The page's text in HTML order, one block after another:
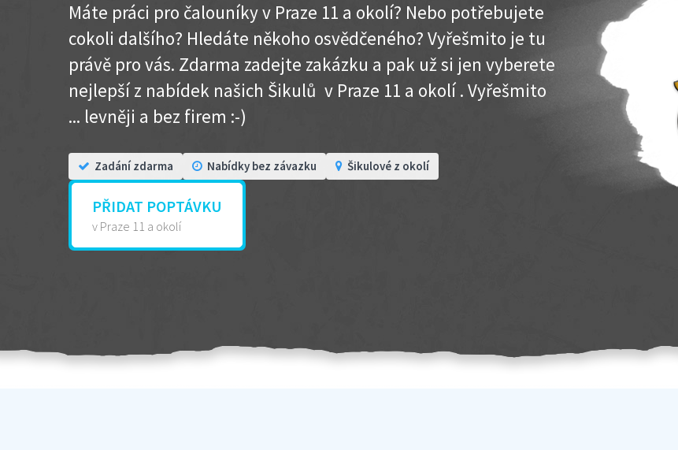
Máte práci pro čalouníky v Praze 11 a okolí? Nebo potřebujete
cokoli dalšího? Hledáte někoho osvědčeného? Vyřešmito je tu
právě pro vás. Zdarma zadejte zakázku a pak už si jen vyberete
nejlepší z nabídek našich Šikulů v Praze 11 a okolí . Vyřešmito
... levněji a bez firem :-)
Zadání zdarma Nabídky bez závazku Šikulové z okolí
PŘIDAT POPTÁVKU
v Praze 11 a okolí